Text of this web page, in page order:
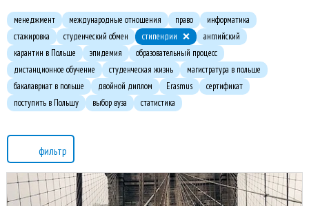
менеджмент международные отношения право
информатика
стажировка
студенческий обмен стипендии
английский
карантин в Польше
эпидемия
образовательный процесс
дистанционное обучение
студенческая жизнь
магистратура в польше
бакалавриат в польше
двойной диплом Erasmus
сертификат
поступить в Польшу
выбор вуза статистика
фильтр